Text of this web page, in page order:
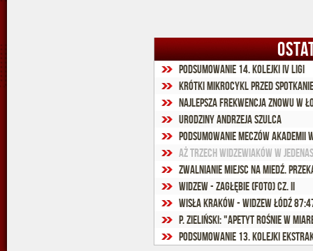
Podsumowanie 14. kolejki IV ligi
Krótki mikrocykl przed
Najlepsza frekwencja znowu w
Urodziny Andrzeja Szulca
Podsumowanie meczów
Aż trzech widzewiaków w
Zwalnianie miejsc na Miedź.
Widzew - Zagłębie (foto) cz. II
Wisła Kraków - Widzew Łódź
P. Zieliński: "Apetyt rośnie w
Podsumowanie 13. kolejki